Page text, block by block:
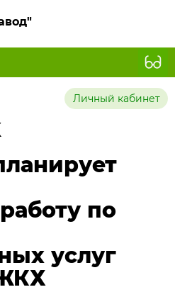
Личный кабинет
по
услуг